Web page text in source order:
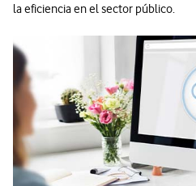
la eficiencia en el sector público.